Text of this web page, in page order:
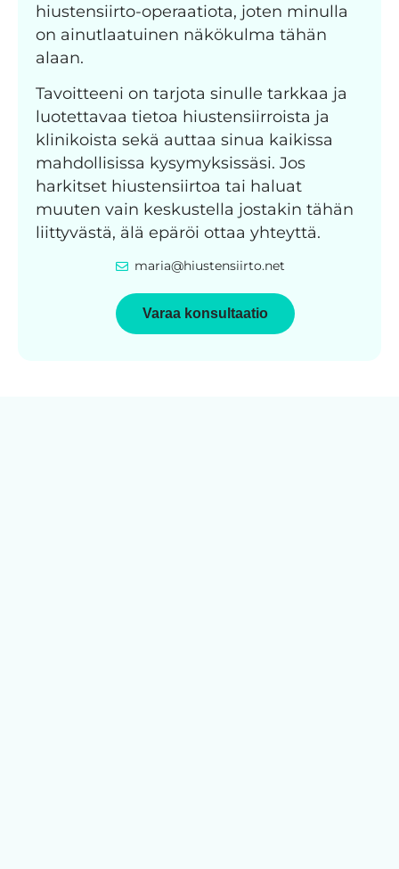
hiustensiirto-operaatiota, joten minulla
on ainutlaatuinen näkökulma tähän
alaan.
Tavoitteeni on tarjota sinulle tarkkaa ja
luotettavaa tietoa hiustensiirroista ja
klinikoista sekä auttaa sinua kaikissa
mahdollisissa kysymyksissäsi. Jos
harkitset hiustensiirtoa tai haluat
muuten vain keskustella jostakin tähän
liittyvästä, älä epäröi ottaa yhteyttä.
maria@hiustensiirto.net
Varaa konsultaatio